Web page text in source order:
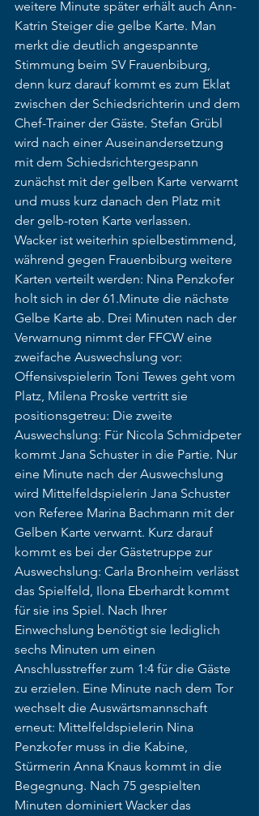
weitere Minute später erhält auch Ann-
Katrin Steiger die gelbe Karte. Man
merkt die deutlich angespannte
Stimmung beim SV Frauenbiburg,
denn kurz darauf kommt es zum Eklat
zwischen der Schiedsrichterin und dem
Chef-Trainer der Gäste. Stefan Grübl
wird nach einer Auseinandersetzung
mit dem Schiedsrichtergespann
zunächst mit der gelben Karte verwarnt
und muss kurz danach den Platz mit
der gelb-roten Karte verlassen.
Wacker ist weiterhin spielbestimmend,
während gegen Frauenbiburg weitere
Karten verteilt werden: Nina Penzkofer
holt sich in der 61.Minute die nächste
Gelbe Karte ab. Drei Minuten nach der
Verwarnung nimmt der FFCW eine
zweifache Auswechslung vor:
Offensivspielerin Toni Tewes geht vom
Platz, Milena Proske vertritt sie
positionsgetreu: Die zweite
Auswechslung: Für Nicola Schmidpeter
kommt Jana Schuster in die Partie. Nur
eine Minute nach der Auswechslung
wird Mittelfeldspielerin Jana Schuster
von Referee Marina Bachmann mit der
Gelben Karte verwarnt. Kurz darauf
kommt es bei der Gästetruppe zur
Auswechslung: Carla Bronheim verlässt
das Spielfeld, Ilona Eberhardt kommt
für sie ins Spiel. Nach Ihrer
Einwechslung benötigt sie lediglich
sechs Minuten um einen
Anschlusstreffer zum 1:4 für die Gäste
zu erzielen. Eine Minute nach dem Tor
wechselt die Auswärtsmannschaft
erneut: Mittelfeldspielerin Nina
Penzkofer muss in die Kabine,
Stürmerin Anna Knaus kommt in die
Begegnung. Nach 75 gespielten
Minuten dominiert Wacker das